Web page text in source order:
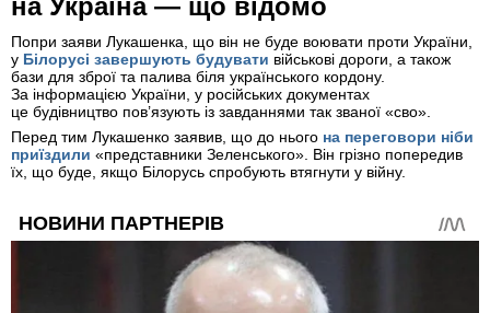
на Україна — що відомо
Попри заяви Лукашенка, що він не буде воювати проти України,
у Білорусі завершують будувати військові дороги, а також
бази для зброї та палива біля українського кордону.
За інформацією України, у російських документах
це будівництво пов’язують із завданнями так званої «сво».
Перед тим Лукашенко заявив, що до нього на переговори ніби
приїздили «представники Зеленського». Він грізно попередив
їх, що буде, якщо Білорусь спробують втягнути у війну.